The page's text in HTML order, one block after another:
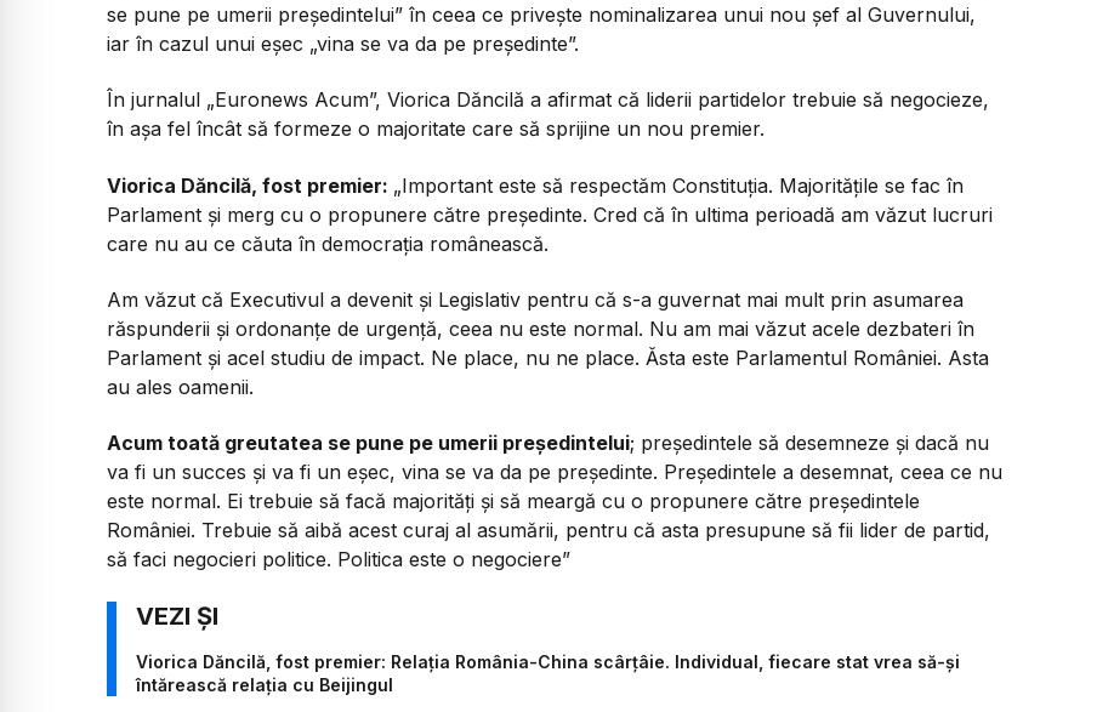
se pune pe umerii președintelui” în ceea ce privește nominalizarea unui nou șef al Guvernului,
iar în cazul unui eșec „vina se va da pe președinte”.
În jurnalul „Euronews Acum”, Viorica Dăncilă a afirmat că liderii partidelor trebuie să negocieze,
în așa fel încât să formeze o majoritate care să sprijine un nou premier.
Viorica Dăncilă, fost premier: „Important este să respectăm Constituția. Majoritățile se fac în
Parlament și merg cu o propunere către președinte. Cred că în ultima perioadă am văzut lucruri
care nu au ce căuta în democrația românească.
Am văzut că Executivul a devenit și Legislativ pentru că s-a guvernat mai mult prin asumarea
răspunderii și ordonanțe de urgență, ceea nu este normal. Nu am mai văzut acele dezbateri în
Parlament și acel studiu de impact. Ne place, nu ne place. Ăsta este Parlamentul României. Asta
au ales oamenii.
Acum toată greutatea se pune pe umerii președintelui; președintele să desemneze și dacă nu
va fi un succes și va fi un eșec, vina se va da pe președinte. Președintele a desemnat, ceea ce nu
este normal. Ei trebuie să facă majorități și să meargă cu o propunere către președintele
României. Trebuie să aibă acest curaj al asumării, pentru că asta presupune să fii lider de partid,
să faci negocieri politice. Politica este o negociere”
Viorica Dăncilă, fost premier: Relația România-China scârțâie. Individual, fiecare stat vrea să-și
întărească relația cu Beijingul